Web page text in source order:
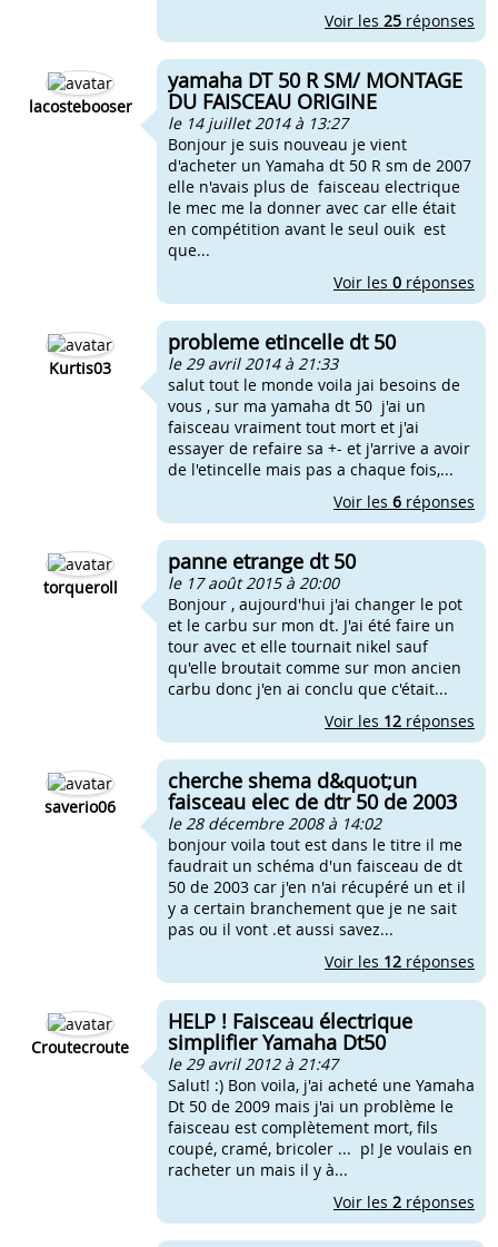
Voir les 25 réponses
lacostebooser
yamaha DT 50 R SM/ MONTAGE
DU FAISCEAU ORIGINE
le 14 juillet 2014 à 13:27
Bonjour je suis nouveau je vient
d'acheter un Yamaha dt 50 R sm de 2007
elle n'avais plus de faisceau electrique
le mec me la donner avec car elle était
en compétition avant le seul ouik est
que...
Voir les 0 réponses
Kurtis03
probleme etincelle dt 50
le 29 avril 2014 à 21:33
salut tout le monde voila jai besoins de
vous , sur ma yamaha dt 50 j'ai un
faisceau vraiment tout mort et j'ai
essayer de refaire sa +- et j'arrive a avoir
de l'etincelle mais pas a chaque fois,...
Voir les 6 réponses
torqueroll
panne etrange dt 50
le 17 août 2015 à 20:00
Bonjour , aujourd'hui j'ai changer le pot
et le carbu sur mon dt. J'ai été faire un
tour avec et elle tournait nikel sauf
qu'elle broutait comme sur mon ancien
carbu donc j'en ai conclu que c'était...
Voir les 12 réponses
saverio06
cherche shema d&quot;un
faisceau elec de dtr 50 de 2003
le 28 décembre 2008 à 14:02
bonjour voila tout est dans le titre il me
faudrait un schéma d'un faisceau de dt
50 de 2003 car j'en n'ai récupéré un et il
y a certain branchement que je ne sait
pas ou il vont .et aussi savez...
Voir les 12 réponses
Croutecroute
HELP ! Faisceau électrique
simplifier Yamaha Dt50
le 29 avril 2012 à 21:47
Salut! :) Bon voila, j'ai acheté une Yamaha
Dt 50 de 2009 mais j'ai un problème le
faisceau est complètement mort, fils
coupé, cramé, bricoler ... p! Je voulais en
racheter un mais il y à...
Voir les 2 réponses